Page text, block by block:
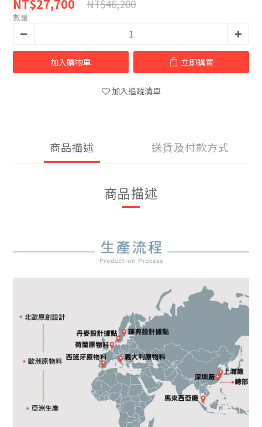
NT$27,700 NT$46,200
數量
加入購物車 立即購買
加入追蹤清單
商品描述 送貨及付款方式
商品描述